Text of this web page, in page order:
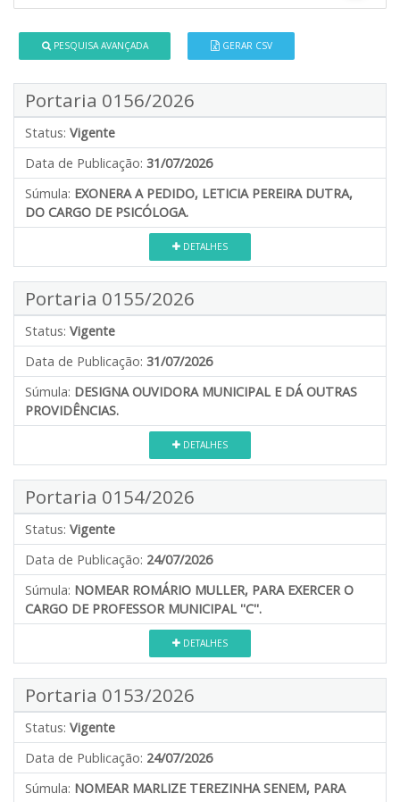
PESQUISA AVANÇADA GERAR CSV
Portaria 0156/2026
Status: Vigente
Data de Publicação: 31/07/2026
Súmula: EXONERA A PEDIDO, LETICIA PEREIRA DUTRA,
DO CARGO DE PSICÓLOGA.
DETALHES
Portaria 0155/2026
Status: Vigente
Data de Publicação: 31/07/2026
Súmula: DESIGNA OUVIDORA MUNICIPAL E DÁ OUTRAS
PROVIDÊNCIAS.
DETALHES
Portaria 0154/2026
Status: Vigente
Data de Publicação: 24/07/2026
Súmula: NOMEAR ROMÁRIO MULLER, PARA EXERCER O
CARGO DE PROFESSOR MUNICIPAL ''C''.
DETALHES
Portaria 0153/2026
Status: Vigente
Data de Publicação: 24/07/2026
Súmula: NOMEAR MARLIZE TEREZINHA SENEM, PARA